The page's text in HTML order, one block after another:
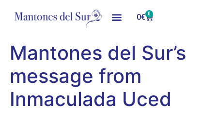
0€ 0
Mantones del Sur’s
message from
Inmaculada Uced